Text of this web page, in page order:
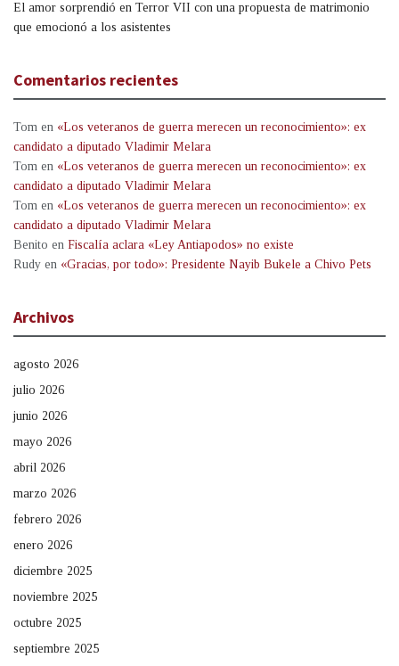
El amor sorprendió en Terror VII con una propuesta de matrimonio
que emocionó a los asistentes
Comentarios recientes
Tom en «Los veteranos de guerra merecen un reconocimiento»: ex
candidato a diputado Vladimir Melara
Tom en «Los veteranos de guerra merecen un reconocimiento»: ex
candidato a diputado Vladimir Melara
Tom en «Los veteranos de guerra merecen un reconocimiento»: ex
candidato a diputado Vladimir Melara
Benito en Fiscalía aclara «Ley Antiapodos» no existe
Rudy en «Gracias, por todo»: Presidente Nayib Bukele a Chivo Pets
Archivos
agosto 2026
julio 2026
junio 2026
mayo 2026
abril 2026
marzo 2026
febrero 2026
enero 2026
diciembre 2025
noviembre 2025
octubre 2025
septiembre 2025